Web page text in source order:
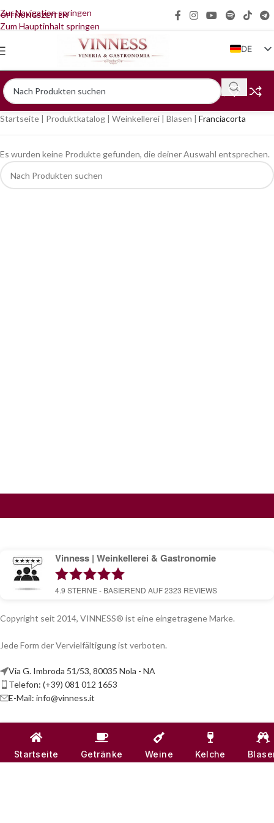
Zur Navigation springen
Zum Hauptinhalt springen
ÖFFNUNGSZEITEN
DE
IT
EN
FR
Startseite | Produktkatalog | Weinkellerei | Blasen | Franciacorta
Es wurden keine Produkte gefunden, die deiner Auswahl entsprechen.
Vinness | Weinkellerei & Gastronomie
4.9 STERNE - BASIEREND AUF2323 REVIEWS
Copyright seit 2014, VINNESS® ist eine eingetragene Marke.
Jede Form der Vervielfältigung ist verboten.
Via G. Imbroda 51/53, 80035 Nola - NA
Telefon: (+39) 081 012 1653
E-Mail: info@vinness.it
ARTIKEL
INFOS & KONTAKT
Startseite Getränke Weine Kelche